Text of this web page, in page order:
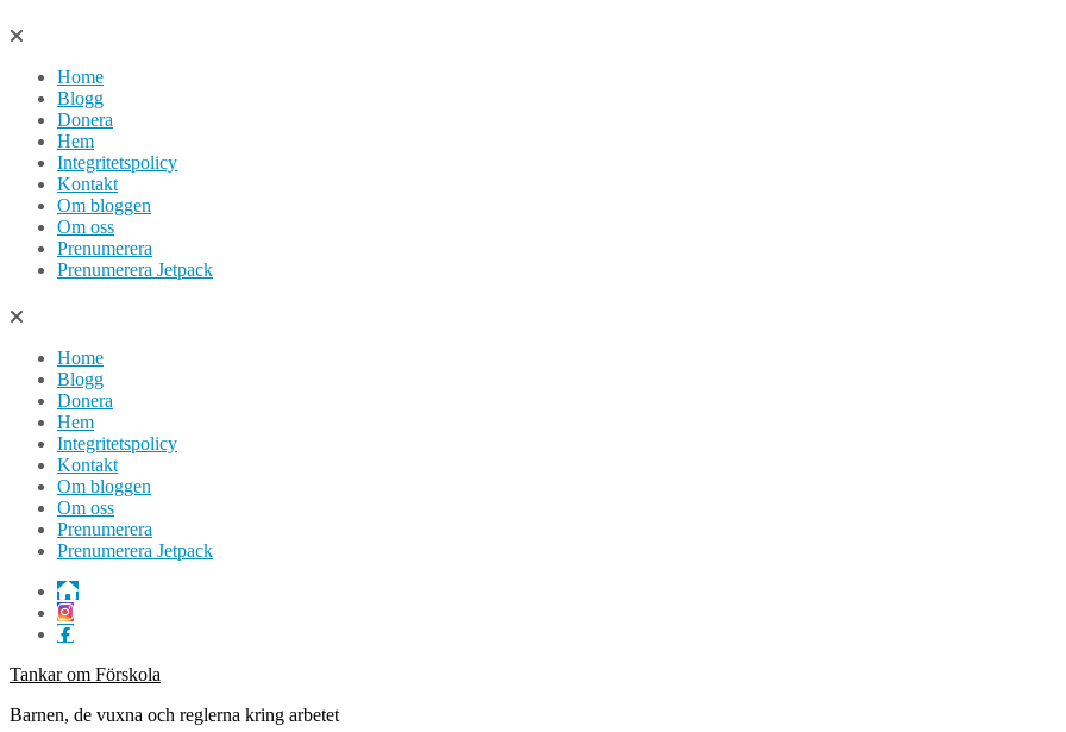
Hoppa
innehållHome
Blogg
Donera
Hem
Integritetspolicy
Kontakt
Om bloggen
Om oss
Prenumerera
Prenumerera Jetpack
Home
Blogg
Donera
Hem
Integritetspolicy
Kontakt
Om bloggen
Om oss
Prenumerera
Prenumerera Jetpack
Tankar om Förskola
Barnen, de vuxna och reglerna kring arbetet